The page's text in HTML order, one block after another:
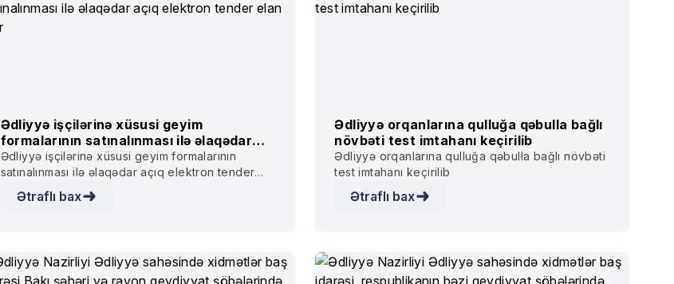
Ədliyyə işçilərinə xüsusi geyim
formalarının satınalınması ilə əlaqədar
açıq elektron tender elan edir
Ədliyyə işçilərinə xüsusi geyim formalarının
satınalınması ilə əlaqədar açıq elektron tender
elan edir
Ətraflı bax
Ədliyyə orqanlarına qulluğa qəbulla bağlı
növbəti test imtahanı keçirilib
Ədliyyə orqanlarına qulluğa qəbulla bağlı növbəti
test imtahanı keçirilib
Ətraflı bax